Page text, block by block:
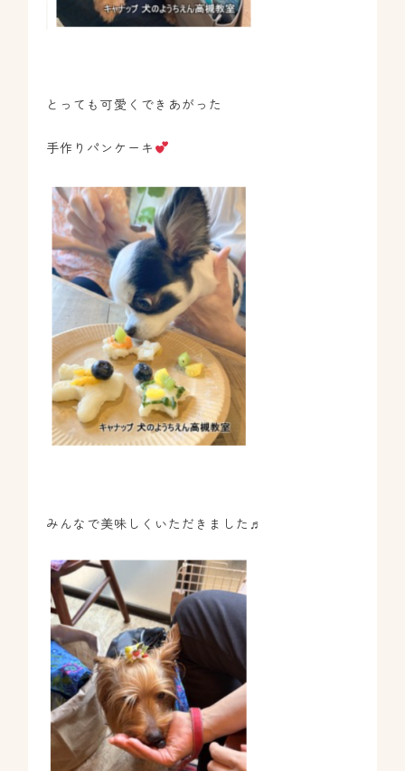
とっても可愛くできあがった
手作りパンケーキ
みんなで美味しくいただきました♬